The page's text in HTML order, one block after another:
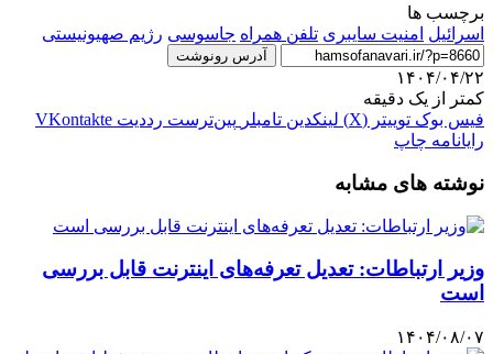
برچسب ها
اسرائیل امنیت سایبری تلفن همراه جاسوسی رژیم صهیونیستی
آدرس رونوشت
۱۴۰۴/۰۴/۲۲
کمتر از یک دقیقه
فیس بوک توییتر (X) لینکدین ‫تامبلر ‫پین‌ترست ‫رددیت ‫VKontakte
رایانامه چاپ
نوشته های مشابه
وزیر ارتباطات: تعدیل تعرفه‌های اینترنت قابل بررسی
است
۱۴۰۴/۰۸/۰۷